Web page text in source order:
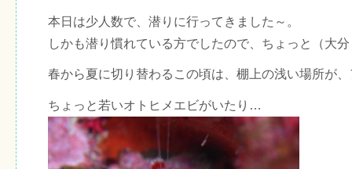
本日は少人数で、潜りに行ってきました～。
しかも潜り慣れている方でしたので、ちょっと（大
春から夏に切り替わるこの頃は、棚上の浅い場所が
ちょっと若いオトヒメエビがいたり…